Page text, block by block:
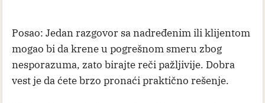
Posao: Jedan razgovor sa nadređenim ili klijentom
mogao bi da krene u pogrešnom smeru zbog
nesporazuma, zato birajte reči pažljivije. Dobra
vest je da ćete brzo pronaći praktično rešenje.